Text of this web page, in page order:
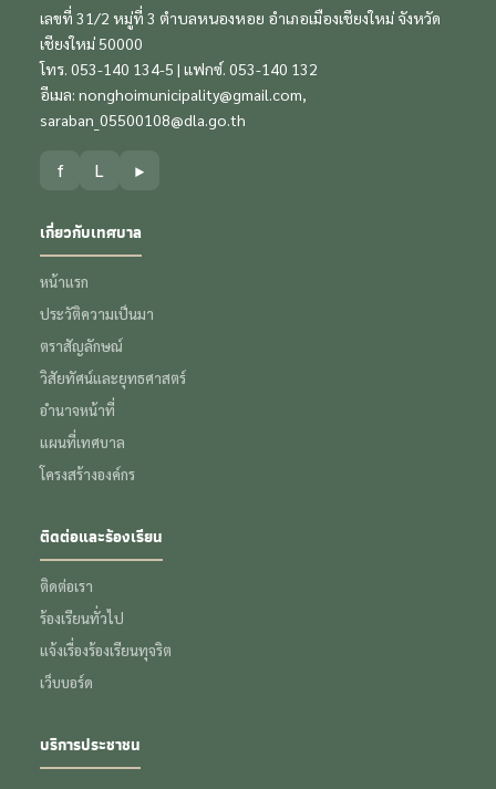
เลขที่ 31/2 หมู่ที่ 3 ตำบลหนองหอย อำเภอเมืองเชียงใหม่ จังหวัด
เชียงใหม่ 50000
โทร. 053-140 134-5 | แฟกซ์. 053-140 132
อีเมล: nonghoimunicipality@gmail.com,
saraban_05500108@dla.go.th
f L ▶
เกี่ยวกับเทศบาล
หน้าแรก
ประวัติความเป็นมา
ตราสัญลักษณ์
วิสัยทัศน์และยุทธศาสตร์
อำนาจหน้าที่
แผนที่เทศบาล
โครงสร้างองค์กร
ติดต่อและร้องเรียน
ติดต่อเรา
ร้องเรียนทั่วไป
แจ้งเรื่องร้องเรียนทุจริต
เว็บบอร์ด
บริการประชาชน